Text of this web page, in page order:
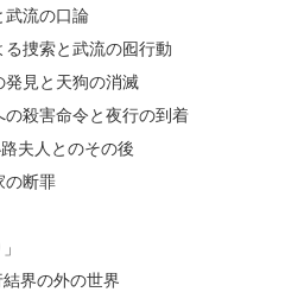
武流の口論
る捜索と武流の囮行動
発見と天狗の消滅
の殺害命令と夜行の到着
夫人とのその後
の断罪
界の外の世界